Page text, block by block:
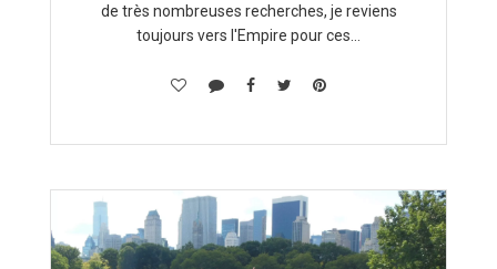
de très nombreuses recherches, je reviens
toujours vers l'Empire pour ces…